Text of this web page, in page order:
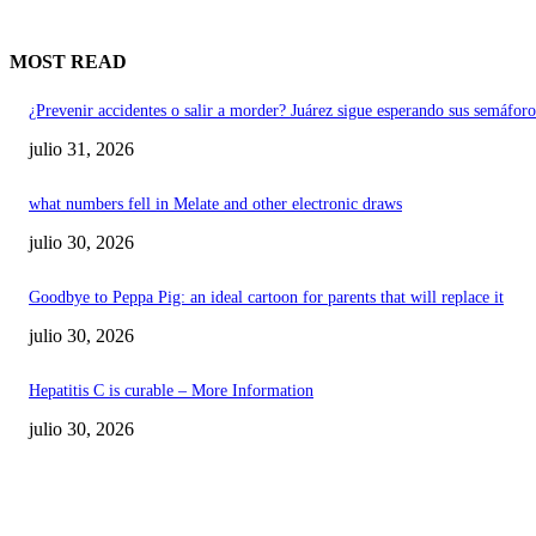
MOST READ
¿Prevenir accidentes o salir a morder? Juárez sigue esperando sus
julio 31, 2026
what numbers fell in Melate and other electronic draws
julio 30, 2026
Goodbye to Peppa Pig: an ideal cartoon for parents that will replace it
julio 30, 2026
Hepatitis C is curable – More Information
julio 30, 2026